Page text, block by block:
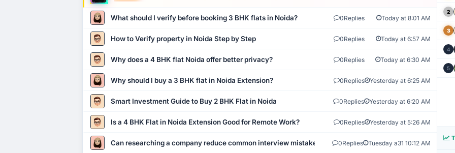
What should I verify before booking 3 BHK flats in Noida? 0Replies Today at 8:01 AM
How to Verify property in Noida Step by Step 0Replies Today at 6:57 AM
Why does a 4 BHK flat Noida offer better privacy? 0Replies Today at 6:30 AM
Why should I buy a 3 BHK flat in Noida Extension? 0Replies Yesterday at 6:25 AM
Smart Investment Guide to Buy 2 BHK Flat in Noida 0Replies Yesterday at 6:20 AM
Is a 4 BHK Flat in Noida Extension Good for Remote Work? 0Replies Yesterday at 5:26 AM
Can researching a company reduce common interview mistakes? 0Replies Tuesday a31 10:12 AM
2
3
4
5